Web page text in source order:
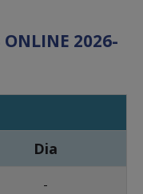
ONLINE 2026-
Dia
-